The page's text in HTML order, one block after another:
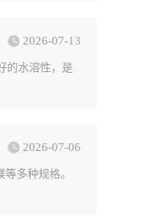
2026-07-13
的水溶性，是
2026-07-06
多种规格。